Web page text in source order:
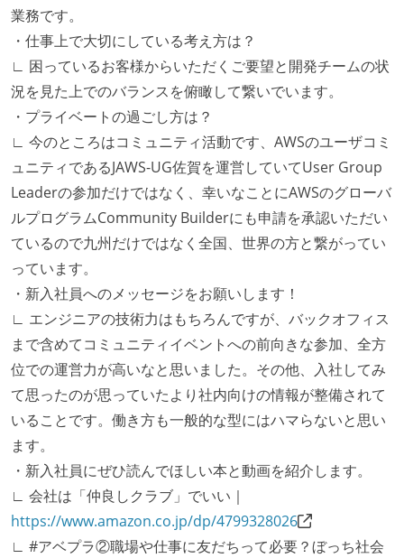
業務です。
・仕事上で大切にしている考え方は？
∟ 困っているお客様からいただくご要望と開発チームの状
況を見た上でのバランスを俯瞰して繋いでいます。
・プライベートの過ごし方は？
∟ 今のところはコミュニティ活動です、AWSのユーザコミ
ュニティであるJAWS-UG佐賀を運営していてUser Group
Leaderの参加だけではなく、幸いなことにAWSのグローバ
ルプログラムCommunity Builderにも申請を承認いただい
ているので九州だけではなく全国、世界の方と繋がってい
っています。
・新入社員へのメッセージをお願いします！
∟ エンジニアの技術力はもちろんですが、バックオフィス
まで含めてコミュニティイベントへの前向きな参加、全方
位での運営力が高いなと思いました。その他、入社してみ
て思ったのが思っていたより社内向けの情報が整備されて
いることです。働き方も一般的な型にはハマらないと思い
ます。
・新入社員にぜひ読んでほしい本と動画を紹介します。
∟ 会社は「仲良しクラブ」でいい｜
https://www.amazon.co.jp/dp/4799328026
∟ #アベプラ②職場や仕事に友だちって必要？ぼっち社会